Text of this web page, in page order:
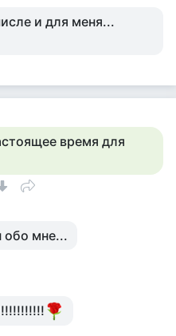
и для меня...
время для
мне...